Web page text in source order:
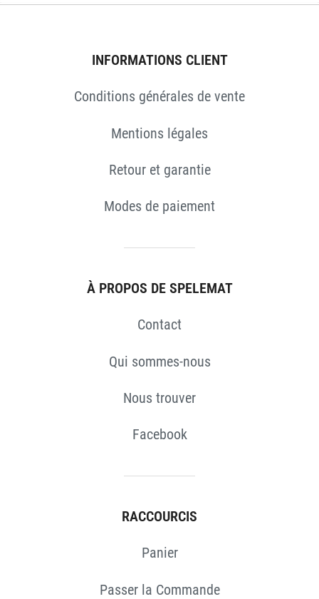
INFORMATIONS CLIENT
Conditions générales de vente
Mentions légales
Retour et garantie
Modes de paiement
À PROPOS DE SPELEMAT
Contact
Qui sommes-nous
Nous trouver
Facebook
RACCOURCIS
Panier
Passer la Commande